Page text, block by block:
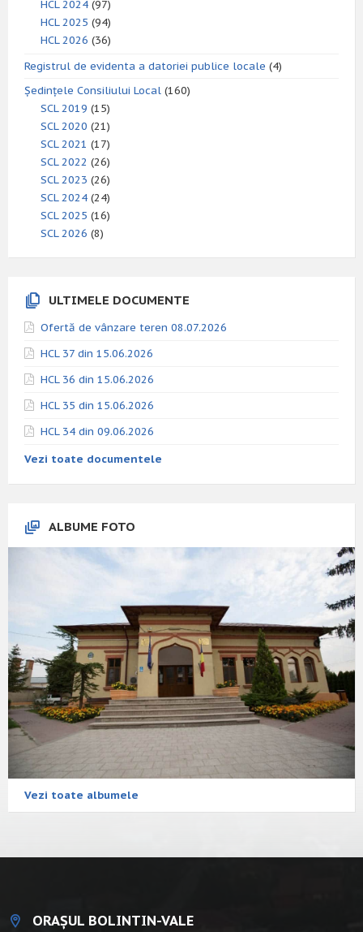
HCL 2024 (97)
HCL 2025 (94)
HCL 2026 (36)
Registrul de evidenta a datoriei publice locale (4)
Ședințele Consiliului Local (160)
SCL 2019 (15)
SCL 2020 (21)
SCL 2021 (17)
SCL 2022 (26)
SCL 2023 (26)
SCL 2024 (24)
SCL 2025 (16)
SCL 2026 (8)
ULTIMELE DOCUMENTE
Ofertă de vânzare teren 08.07.2026
HCL 37 din 15.06.2026
HCL 36 din 15.06.2026
HCL 35 din 15.06.2026
HCL 34 din 09.06.2026
Vezi toate documentele
ALBUME FOTO
Vezi toate albumele
ORAȘUL BOLINTIN-VALE